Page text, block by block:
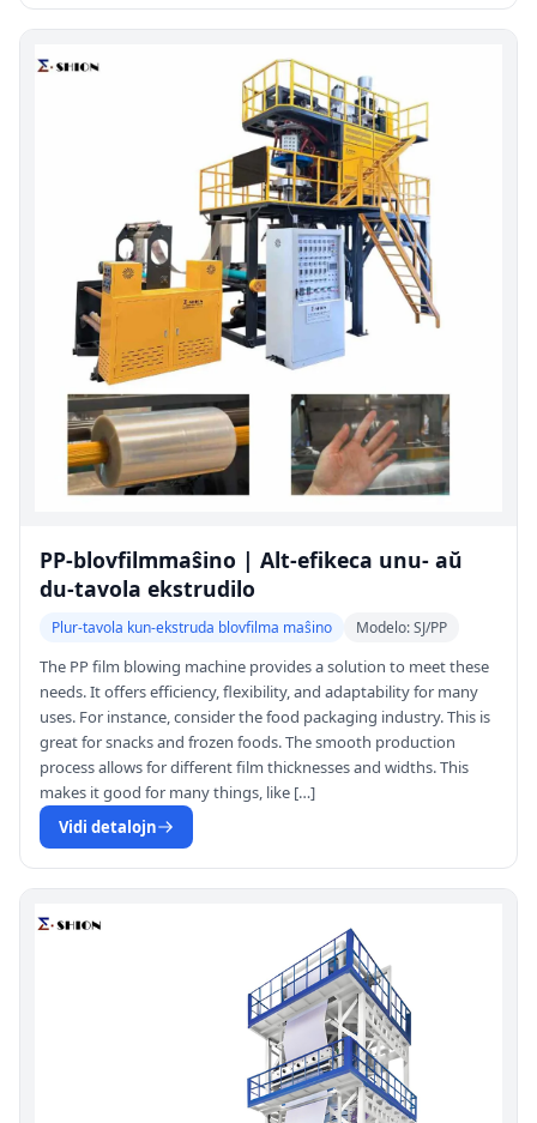
PP-blovfilmmaŝino | Alt-efikeca unu- aŭ
du-tavola ekstrudilo
Plur-tavola kun-ekstruda blovfilma maŝino Modelo: SJ/PP
The PP film blowing machine provides a solution to meet these
needs. It offers efficiency, flexibility, and adaptability for many
uses. For instance, consider the food packaging industry. This is
great for snacks and frozen foods. The smooth production
process allows for different film thicknesses and widths. This
makes it good for many things, like […]
Vidi detalojn